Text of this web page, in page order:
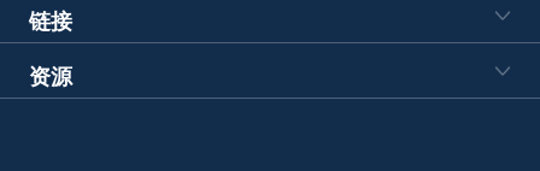
链接
资源